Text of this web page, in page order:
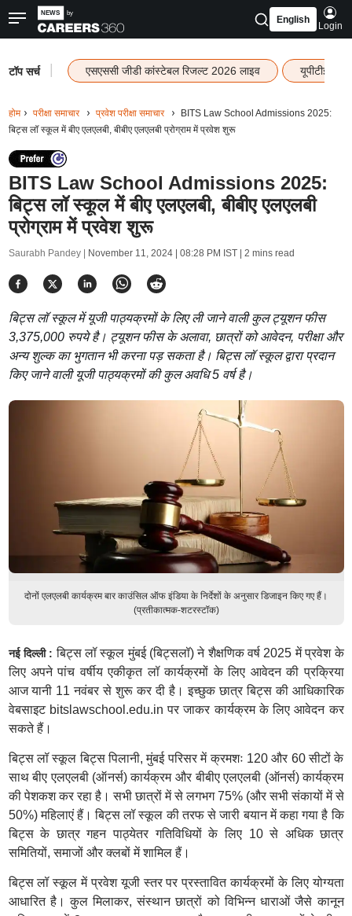
English
Login
टॉप सर्च एसएससी जीडी कांस्टेबल रिजल्ट 2026 लाइव यूपीटीईटी
होम परीक्षा समाचार प्रवेश परीक्षा समाचार
BITS Law School Admissions 2025:
बिट्स लॉ स्कूल में बीए एलएलबी, बीबीए एलएलबी प्रोग्राम में प्रवेश शुरू
BITS Law School Admissions 2025:
बिट्स लॉ स्कूल में बीए एलएलबी, बीबीए एलएलबी
प्रोग्राम में प्रवेश शुरू
Saurabh Pandey | November 11, 2024 | 08:28 PM IST| 2 mins read
बिट्स लॉ स्कूल में यूजी पाठ्यक्रमों के लिए ली जाने वाली कुल ट्यूशन फीस
3,375,000 रुपये है। ट्यूशन फीस के अलावा, छात्रों को आवेदन, परीक्षा और
अन्य शुल्क का भुगतान भी करना पड़ सकता है। बिट्स लॉ स्कूल द्वारा प्रदान
किए जाने वाली यूजी पाठ्यक्रमों की कुल अवधि 5 वर्ष है।
दोनों एलएलबी कार्यक्रम बार काउंसिल ऑफ इंडिया के निर्देशों के अनुसार डिजाइन किए गए हैं।
(प्रतीकात्मक-शटरस्टॉक)
नई दिल्ली :बिट्स लॉ स्कूल मुंबई (बिट्सलॉ) ने शैक्षणिक वर्ष 2025 में प्रवेश के
लिए अपने पांच वर्षीय एकीकृत लॉ कार्यक्रमों के लिए आवेदन की प्रक्रिया
आज यानी 11 नवंबर से शुरू कर दी है। इच्छुक छात्र बिट्स की आधिकारिक
वेबसाइट bitslawschool.edu.in पर जाकर कार्यक्रम के लिए आवेदन कर
सकते हैं।
बिट्स लॉ स्कूल बिट्स पिलानी, मुंबई परिसर में क्रमशः 120 और 60 सीटों के
साथ बीए एलएलबी (ऑनर्स) कार्यक्रम और बीबीए एलएलबी (ऑनर्स) कार्यक्रम
की पेशकश कर रहा है। सभी छात्रों में से लगभग 75% (और सभी संकायों में से
50%) महिलाएं हैं। बिट्स लॉ स्कूल की तरफ से जारी बयान में कहा गया है कि
बिट्स के छात्र गहन पाठ्येतर गतिविधियों के लिए 10 से अधिक छात्र
समितियों, समाजों और क्लबों में शामिल हैं।
बिट्स लॉ स्कूल में प्रवेश यूजी स्तर पर प्रस्तावित कार्यक्रमों के लिए योग्यता
आधारित है। कुल मिलाकर, संस्थान छात्रों को विभिन्न धाराओं जैसे कानून